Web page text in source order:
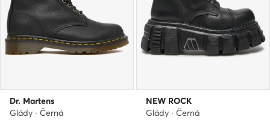
Dr. Martens
Glády · Černá
NEW ROCK
Glády · Černá